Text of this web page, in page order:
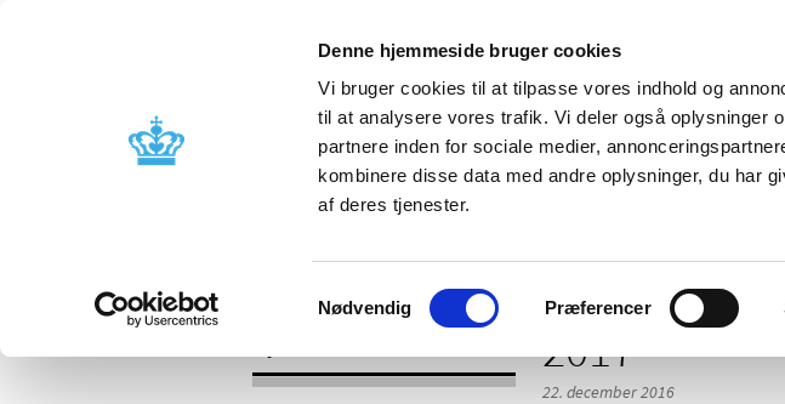
Denne hjemmeside bruger cookies
Vi bruger cookies til at tilpasse vores indhold og
til at analysere vores trafik. Vi deler også oplysninger
partnere inden for sociale medier,
kombinere disse data med andre oplysninger, du har
af deres tjenester.
Samtykkevalg
Nødvendig Præferencer
Godkendelse og
Bivirkninger og
produktinformation
Tilskud
2017
22. december 2016